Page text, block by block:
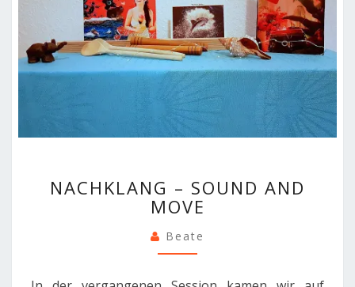
–
SOUND
MOVE
NACHKLANG – SOUND AND
MOVE
Beate